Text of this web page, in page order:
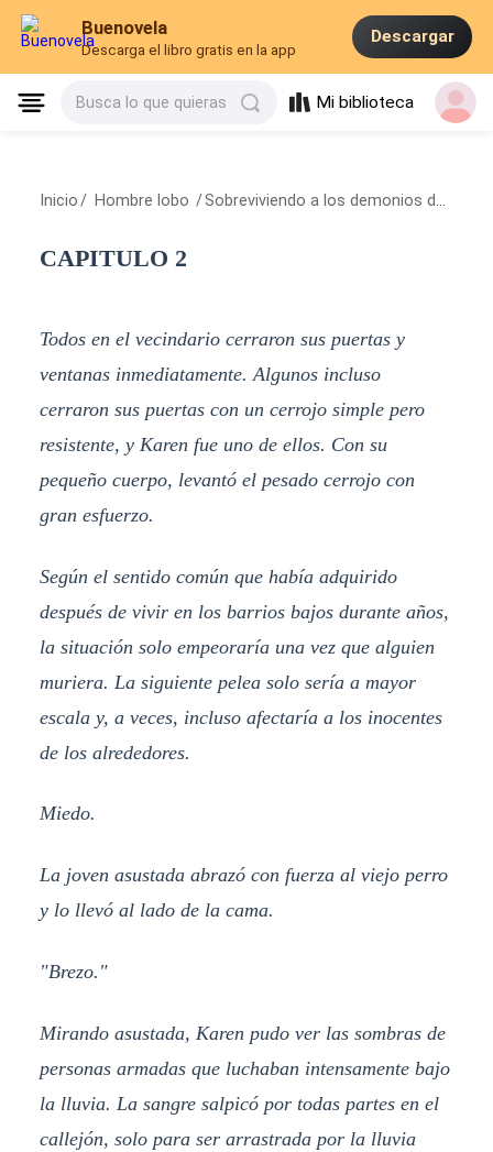
Buenovela
Descarga el libro gratis en la app
Descargar
Busca lo que quieras Mi biblioteca
Inicio / Hombre lobo /Sobreviviendo a los demonios del abismo
CAPITULO 2
Todos en el vecindario cerraron sus puertas y
ventanas inmediatamente. Algunos incluso
cerraron sus puertas con un cerrojo simple pero
resistente, y Karen fue uno de ellos. Con su
pequeño cuerpo, levantó el pesado cerrojo con
gran esfuerzo.
Según el sentido común que había adquirido
después de vivir en los barrios bajos durante años,
la situación solo empeoraría una vez que alguien
muriera. La siguiente pelea solo sería a mayor
escala y, a veces, incluso afectaría a los inocentes
de los alrededores.
Miedo.
La joven asustada abrazó con fuerza al viejo perro
y lo llevó al lado de la cama.
"Brezo."
Mirando asustada, Karen pudo ver las sombras de
personas armadas que luchaban intensamente bajo
la lluvia. La sangre salpicó por todas partes en el
callejón, solo para ser arrastrada por la lluvia